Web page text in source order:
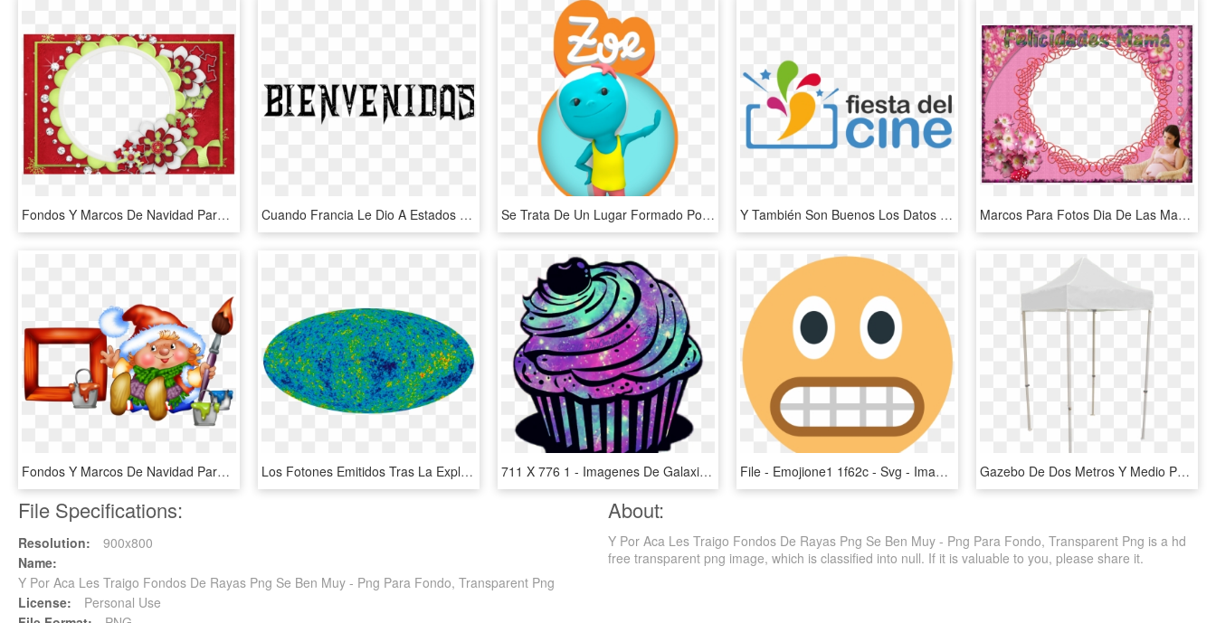
Fondos Y Marcos De Navidad Para Fotos, HD Png Download Cuando Francia Le Dio A Estados Unidos La Estatua De - Graphics, HD Png Download Se Trata De Un Lugar Formado Por Grandes Burbujas Rodeadas - Zoe Chromville, HD Png Download Y También Son Buenos Los Datos Para Toro, La Cinta - Fiesta Del Cine, HD Png Download Marcos Para Fotos Dia De Las Madres - Carta A Una Madre Luchadora, HD Png Download
Fondos Y Marcos De Navidad Para Fotos Para Fondo En, HD Png Download Los Fotones Emitidos Tras La Explosión Del Big Bang, HD Png Download 711 X 776 1 - Imagenes De Galaxias Bonitas Para Fondo De Pantalla, HD Png Download File - Emojione1 1f62c - Svg - Imagenes De Emojis Para Fondo De Pantalla, HD Png Download Gazebo De Dos Metros Y Medio Por Dos Metros Y Medio, HD Png Download
File Specifications:
Resolution:
900x800
Name:
Y Por Aca Les Traigo Fondos De Rayas Png Se Ben Muy - Png Para Fondo, Transparent Png
License:
Personal Use
About:
Y Por Aca Les Traigo Fondos De Rayas Png Se Ben Muy - Png Para Fondo, Transparent Png is a hd
free transparent png image, which is classified into null. If it is valuable to you, please share it.